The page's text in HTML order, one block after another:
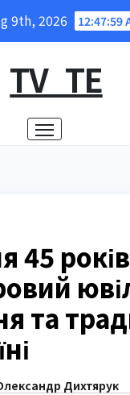
9th, 2026 12:48:01
TV_TE
45
та
Дихтярук